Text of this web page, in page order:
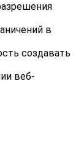
в
создавать
веб-